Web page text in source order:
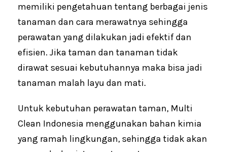
memiliki pengetahuan tentang berbagai jenis
tanaman dan cara merawatnya sehingga
perawatan yang dilakukan jadi efektif dan
efisien. Jika taman dan tanaman tidak
dirawat sesuai kebutuhannya maka bisa jadi
tanaman malah layu dan mati.
Untuk kebutuhan perawatan taman, Multi
Clean Indonesia menggunakan bahan kimia
yang ramah lingkungan, sehingga tidak akan